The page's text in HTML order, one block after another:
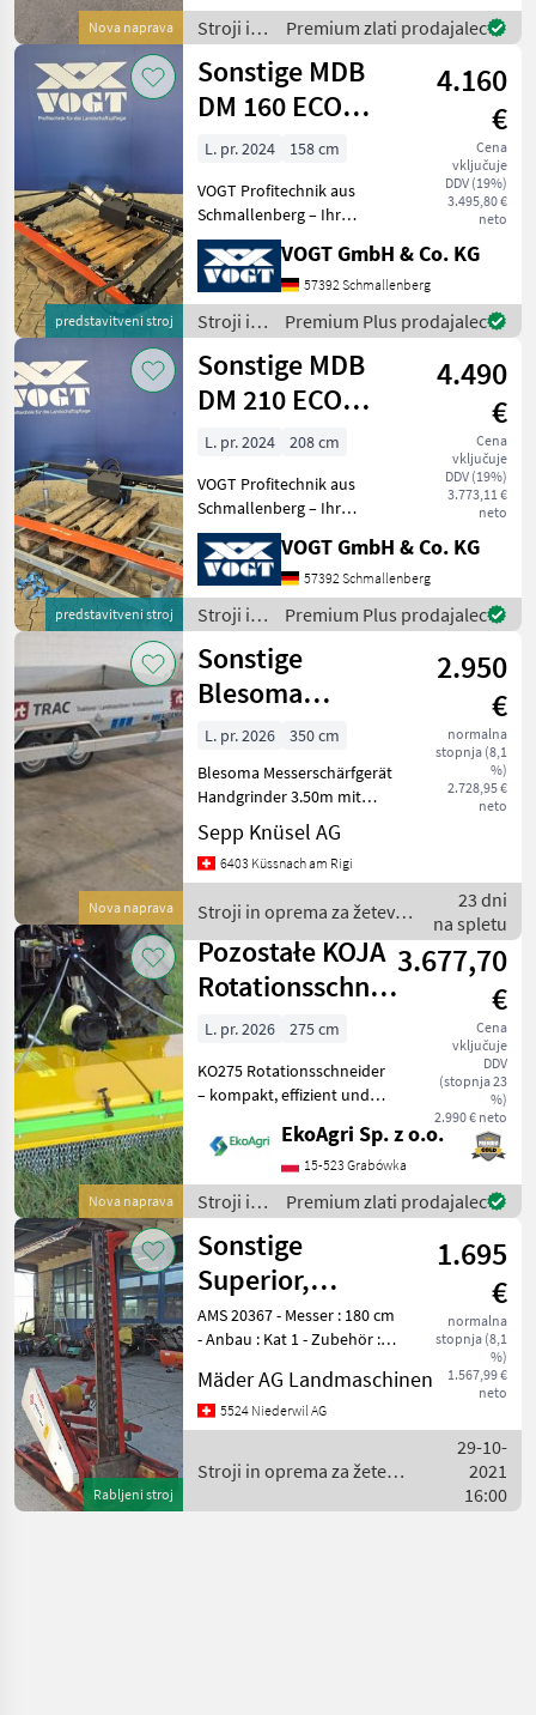
Nova naprava
Doppelmesser ausführlich
vorzustellen und ge
Stroji in
oprema
za žetev
in
spravilo
Premium zlati prodajalec
predstavitveni stroj
Sonstige MDB
DM 160 ECO
Doppelmesser-
Mähwerk
4.160
€
Cena
vključuje
DDV (19%)
3.495,80 €
neto
L. pr. 2024
158 cm
VOGT Profitechnik aus
Schmallenberg – Ihr
führender Anbieter für
professionelle
Landschaftspflegetechnik =
Mehrere VOGT-Standorte +
100 Servicepartner in
Deutsch
VOGT GmbH & Co. KG
57392 Schmallenberg
Stroji in
oprema
za žetev
in
spravilo
Premium Plus prodajalec
predstavitveni stroj
Sonstige MDB
DM 210 ECO
Doppelmesser-
Mähwerk
4.490
€
Cena
vključuje
DDV (19%)
3.773,11 €
neto
L. pr. 2024
208 cm
VOGT Profitechnik aus
Schmallenberg – Ihr
führender Anbieter für
professionelle
Landschaftspflegetechnik =
Mehrere VOGT-Standorte +
100 Servicepartner in
Deutsch
VOGT GmbH & Co. KG
57392 Schmallenberg
Stroji in
oprema
za žetev
in
spravilo
Premium Plus prodajalec
Nova naprava
Sonstige
Blesoma
Messerschärfgerät
2.950
€
normalna
stopnja (8,1
%)
2.728,95 €
neto
L. pr. 2026
350 cm
Blesoma Messerschärfgerät
Handgrinder 3.50m mit
Fussgestell Stroji in oprema
za žetev in spravilo
Kosilnice - prstne/z dvojnim
Sepp Knüsel AG
6403 Küssnach am Rigi
Stroji in oprema za žetev in
spravilo / Sonstige
23 dni
na spletu
Nova naprava
Pozostałe KOJA
Rotationsschneider
KO275, 2.75m
3.677,70
€
Cena
vključuje
DDV
(stopnja 23
%)
2.990 € neto
L. pr. 2026
275 cm
KO275 Rotationsschneider
– kompakt, effizient und
Rotationsschneider ist ein
vielseitig einsetzbares
Arbeitsgerät für die
Grünlandpflege,
EkoAgri Sp. z o.o.
15-523 Grabówka
Stroji in
oprema
za žetev
in
spravilo
/
Sonstige
Premium zlati prodajalec
Rabljeni stroj
Sonstige
Superior,
Heckdoppelmesserbalken
Micro 394 DA
1.695
€
normalna
stopnja (8,1
%)
1.567,99 €
neto
AMS 20367 - Messer : 180 cm
- Anbau : Kat 1 - Zubehör :
Gribaldi+Salvia - Gewicht :
ca. 260 kg - Jahrgang : 2007
- Farbe : rot - Z
Mäder AG Landmaschinen
5524 Niederwil AG
Stroji in oprema za žetev
29-10-
2021
16:00